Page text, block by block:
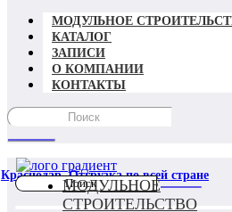
МОДУЛЬНОЕ
КАТАЛОГ
ЗАПИСИ
О КОМПАНИИ
КОНТАКТЫ
Краснодар. Отгрузка по всей стране
МОДУЛЬНОЕ
СТРОИТЕЛЬСТВО